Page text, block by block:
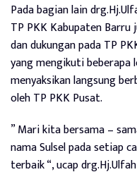
Pada bagian lain
TP PKK Kabupaten
dan dukungan pada TP
yang mengikuti
menyaksikan langsung
oleh TP PKK Pusat.
” Mari kita bersama –
nama Sulsel pada setiap
terbaik “, ucap